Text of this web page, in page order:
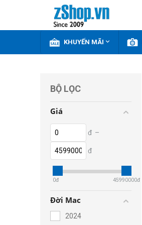
KHUYẾN MÃI 
BỘ LỌC
Giá
đ –
đ
0đ 45990000đ
Đời Mac
2024